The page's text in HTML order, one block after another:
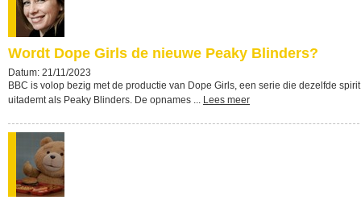
Wordt Dope Girls de nieuwe Peaky Blinders?
Datum: 21/11/2023
BBC is volop bezig met de productie van Dope Girls, een serie die dezelfde spirit
uitademt als Peaky Blinders. De opnames ... Lees meer